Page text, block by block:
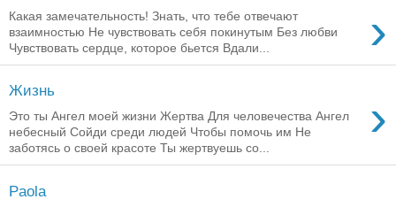
›
Какая замечательность! Знать, что тебе отвечают
взаимностью Не чувствовать себя покинутым Без любви
Чувствовать сердце, которое бьется Вдали...
Жизнь ›
Это ты Ангел моей жизни Жертва Для человечества Ангел
небесный Сойди среди людей Чтобы помочь им Не
заботясь о своей красоте Ты жертвуешь со...
Paola